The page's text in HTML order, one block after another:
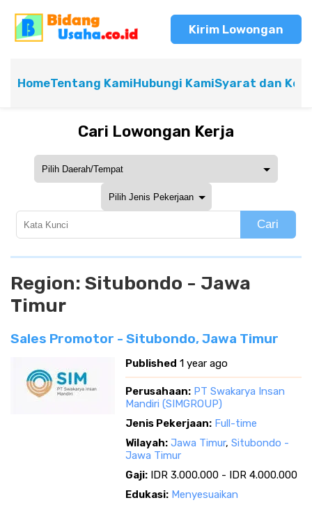
Kirim Lowongan
HomeTentang KamiHubungi KamiSyarat dan
Cari Lowongan Kerja
Cari
Region: Situbondo - Jawa
Timur
Sales Promotor - Situbondo, Jawa Timur
Published 1 year ago
Perusahaan: PT Swakarya Insan
Mandiri (SIMGROUP)
Jenis Pekerjaan: Full-time
Wilayah: Jawa Timur, Situbondo -
Jawa Timur
Gaji: IDR 3.000.000 - IDR 4.000.000
Edukasi: Menyesuaikan